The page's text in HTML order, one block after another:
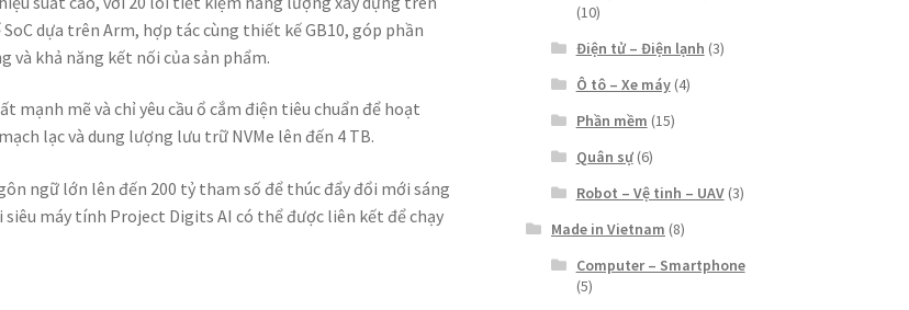
dựa trên Arm, hợp tác cùng thiết kế GB10, góp phần
khả năng kết nối của sản phẩm.
mạnh mẽ và chỉ yêu cầu ổ cắm điện tiêu chuẩn để hoạt
lạc và dung lượng lưu trữ NVMe lên đến 4 TB.
ngữ lớn lên đến 200 tỷ tham số để thúc đẩy đổi mới sáng
máy tính Project Digits AI có thể được liên kết để chạy
(10)
Điện tử – Điện lạnh (3)
Ô tô – Xe máy(4)
Phần mềm (15)
Quân sự(6)
Robot – Vệ tinh – UAV(3)
Made in Vietnam (8)
Computer – Smartphone
(5)